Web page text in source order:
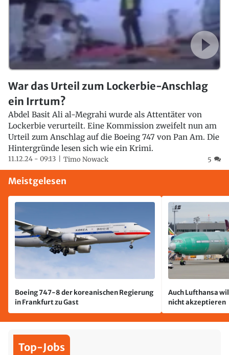
War das Urteil zum Lockerbie-Anschlag
ein Irrtum?
Abdel Basit Ali al-Megrahi wurde als Attentäter von
Lockerbie verurteilt. Eine Kommission zweifelt nun am
Urteil zum Anschlag auf die Boeing 747 von Pan Am. Die
Hintergründe lesen sich wie ein Krimi.
11.12.24 - 09:13 Timo Nowack 5
Meistgelesen
Boeing 747-8 der koreanischen Regierung
in Frankfurt zu Gast
Auch Lufthansa
nicht akzeptieren
Top-Jobs